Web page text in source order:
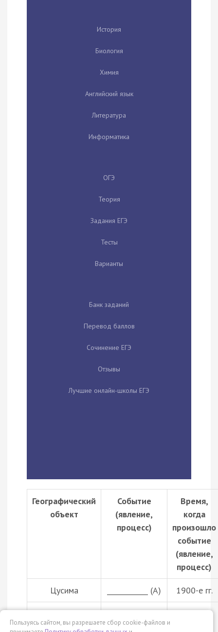
История
Биология
Химия
Английский язык
Литература
Информатика
ОГЭ
Теория
Задания ЕГЭ
Тесты
Варианты
Банк заданий
Перевод баллов
Сочинение ЕГЭ
Отзывы
Лучшие онлайн-школы ЕГЭ
Географический
объект
Событие
(явление,
процесс)
Время,
когда
произошло
событие
(явление,
процесс)
Цусима ____________ (А) 1900-е гг.
____________ (Б)
строительство
крупног…
Пользуясь сайтом, вы разрешаете сбор cookie-файлов и